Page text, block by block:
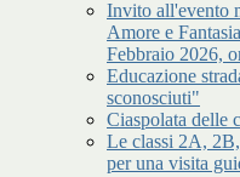
Invito all'evento
Amore e
Febbraio 2026,
Educazione
sconosciuti"
Ciaspolata delle
Le classi 2A,
per una visita